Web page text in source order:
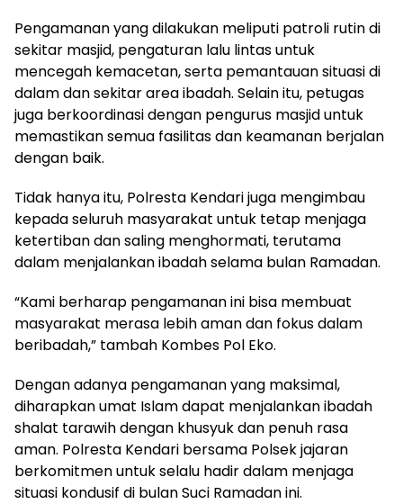
Pengamanan yang dilakukan meliputi patroli rutin di
sekitar masjid, pengaturan lalu lintas untuk
mencegah kemacetan, serta pemantauan situasi di
dalam dan sekitar area ibadah. Selain itu, petugas
juga berkoordinasi dengan pengurus masjid untuk
memastikan semua fasilitas dan keamanan berjalan
dengan baik.
Tidak hanya itu, Polresta Kendari juga mengimbau
kepada seluruh masyarakat untuk tetap menjaga
ketertiban dan saling menghormati, terutama
dalam menjalankan ibadah selama bulan Ramadan.
“Kami berharap pengamanan ini bisa membuat
masyarakat merasa lebih aman dan fokus dalam
beribadah,” tambah Kombes Pol Eko.
Dengan adanya pengamanan yang maksimal,
diharapkan umat Islam dapat menjalankan ibadah
shalat tarawih dengan khusyuk dan penuh rasa
aman. Polresta Kendari bersama Polsek jajaran
berkomitmen untuk selalu hadir dalam menjaga
situasi kondusif di bulan Suci Ramadan ini.